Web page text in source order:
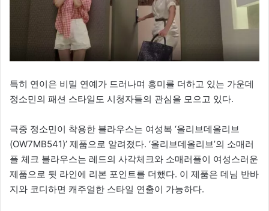
특히 연이은 비밀 연예가 드러나며 흥미를 더하고 있는 가운데
정소민의 패션 스타일도 시청자들의 관심을 모으고 있다.
극중 정소민이 착용한 블라우스는 여성복 ‘올리브데올리브
(OW7MB541)’ 제품으로 알려졌다. ‘올리브데올리브’의 소매러
플 체크 블라우스는 레드의 사각체크와 소매러플이 여성스러운
제품으로 뒷 라인에 리본 포인트를 더했다. 이 제품은 데님 반바
지와 코디하면 캐주얼한 스타일 연출이 가능하다.